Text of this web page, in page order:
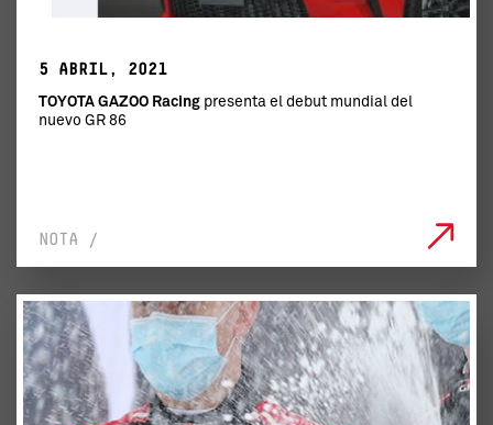
5 ABRIL, 2021
TOYOTA GAZOO Racing presenta el debut mundial del
nuevo GR 86
NOTA /